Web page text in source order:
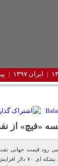
ایران ۱۳۹۷
از نفت
می رود قیمت جهانی
افزایش یابد و تا